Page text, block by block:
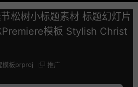
松树小标题素材 标题幻灯片
Premiere模板 Stylish Christ
模板prproj 推广